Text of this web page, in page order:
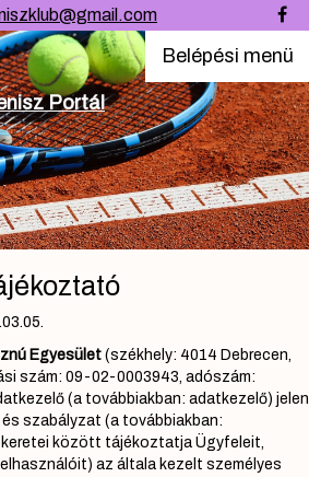
Belépési
menü
Belépési menü
Portál
Egyesület (székhely: 4014 Debrecen,
szám: 09-02-0003943, adószám:
(a továbbiakban: adatkezelő) jelen
szabályzat (a továbbiakban:
között tájékoztatja Ügyfeleit,
az általa kezelt személyes